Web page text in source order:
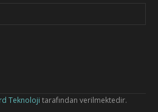
Teknoloji tarafından verilmektedir.